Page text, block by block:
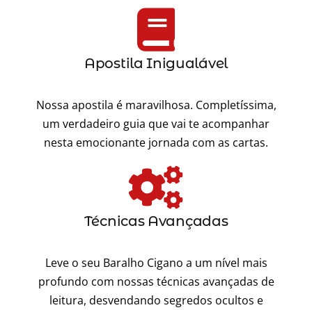
Apostila Inigualável
Nossa apostila é maravilhosa. Completíssima,
um verdadeiro guia que vai te acompanhar
nesta emocionante jornada com as cartas.
Técnicas Avançadas
Leve o seu Baralho Cigano a um nível mais
profundo com nossas técnicas avançadas de
leitura, desvendando segredos ocultos e